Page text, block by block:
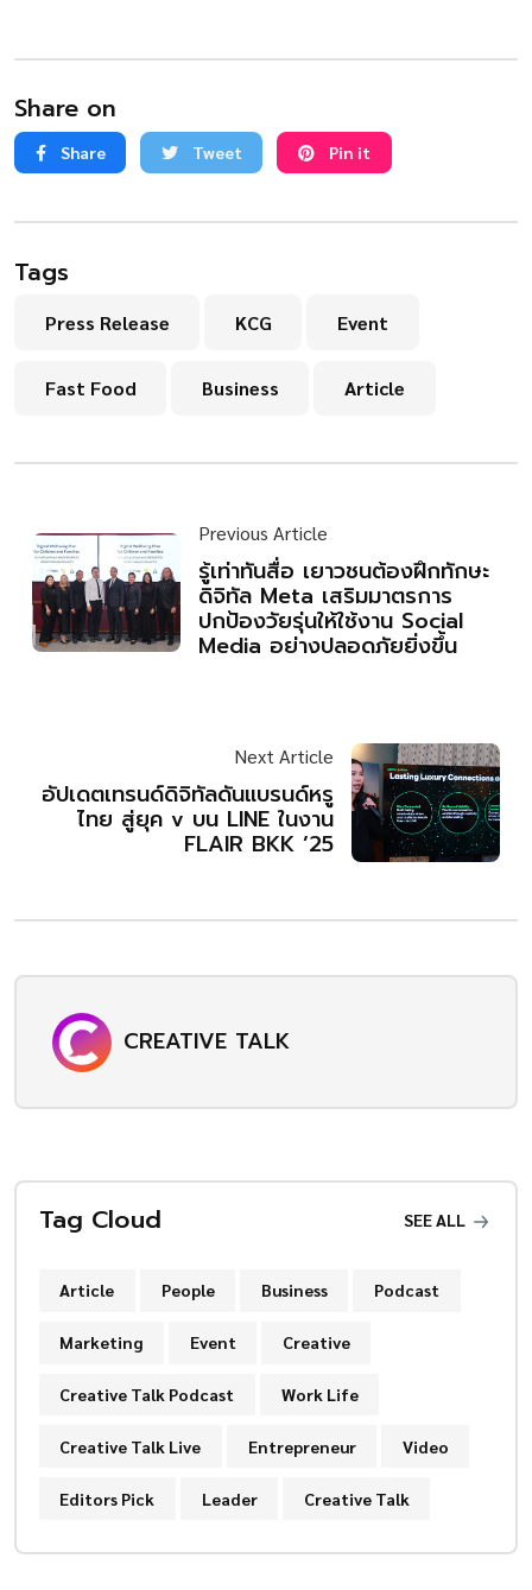
Share on
Share Tweet Pin it
Tags
Press Release KCG Event
Fast Food Business Article
Previous Article
รู้เท่าทันสื่อ เยาวชนต้องฝึกทักษะ
ดิจิทัล Meta เสริมมาตรการ
ปกป้องวัยรุ่นให้ใช้งาน Social
Media อย่างปลอดภัยยิ่งขึ้น
Next Article
อัปเดตเทรนด์ดิจิทัลดันแบรนด์หรู
ไทย สู่ยุค v บน LINE ในงาน
FLAIR BKK ’25
CREATIVE TALK
Tag Cloud SEE ALL
Article People Business Podcast
Marketing Event Creative
Creative Talk Podcast Work Life
Creative Talk Live Entrepreneur Video
Editors Pick Leader Creative Talk